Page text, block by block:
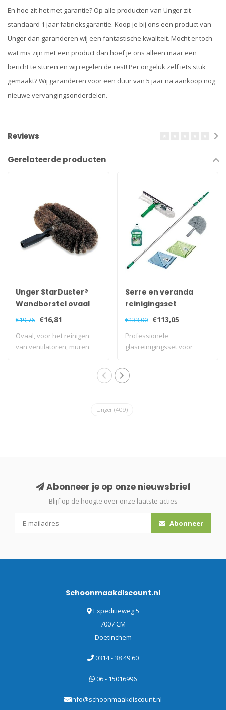
En hoe zit het met garantie? Op alle producten van Unger zit
standaard 1 jaar fabrieksgarantie. Koop je bij ons een product van
Unger dan garanderen wij een fantastische kwaliteit. Mocht er toch
wat mis zijn met een product dan hoef je ons alleen maar een
bericht te sturen en wij regelen de rest! Per ongeluk zelf iets stuk
gemaakt? Wij garanderen voor een duur van 5 jaar na aankoop nog
nieuwe vervangingsonderdelen.
Reviews
Gerelateerde producten
Unger StarDuster®
Wandborstel ovaal
€19,76 €16,81
Ovaal, voor het reinigen
van ventilatoren, muren
Serre en veranda
reinigingsset
€133,00 €113,05
Professionele
glasreinigingsset voor
Unger (409)
Abonneer je op onze nieuwsbrief
Blijf op de hoogte over onze laatste acties
Abonneer
Schoonmaakdiscount.nl
Expeditieweg 5
7007 CM
Doetinchem
0314 - 38 49 60
06 - 15016996
info@schoonmaakdiscount.nl